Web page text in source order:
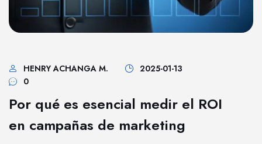
HENRY ACHANGA M.
2025-01-13
0
Por qué es esencial medir el ROI
en campañas de marketing